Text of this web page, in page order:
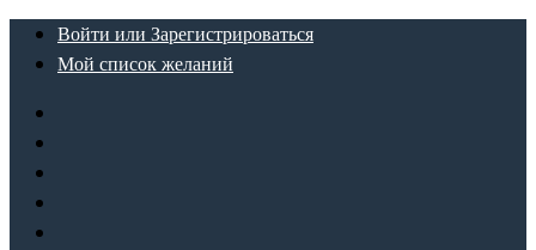
ПерейтиВойти или Зарегистрироваться
Мой список желаний